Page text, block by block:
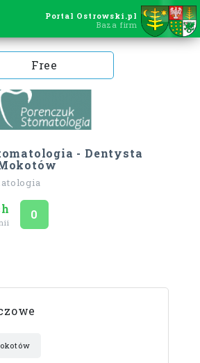
Portal Ostrowski.pl
Baza firm
Free
- Dentysta
Ocena
0